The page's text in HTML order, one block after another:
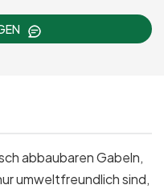
abbaubaren Gabeln,
umweltfreundlich sind,